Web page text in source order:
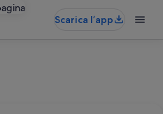
Scarica l’app